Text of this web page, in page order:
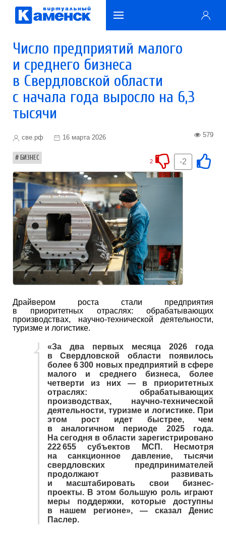
Число предприятий малого
и среднего бизнеса
в Свердловской области
с начала года выросло на 6,3
тысячи
све.рф 16 марта 2026 579
БИЗНЕС -2
2
Драйвером роста стали предприятия
в приоритетных отраслях: обрабатывающих
производствах, научно-технической деятельности,
туризме и логистике.
«За два первых месяца 2026 года
в Свердловской области появилось
более 6 300 новых предприятий в сфере
малого и среднего бизнеса, более
четверти из них — в приоритетных
отраслях: обрабатывающих
производствах, научно-технической
деятельности, туризме и логистике. При
этом рост идет быстрее, чем
в аналогичном периоде 2025 года.
На сегодня в области зарегистрировано
222 655 субъектов МСП. Несмотря
на санкционное давление, тысячи
свердловских предпринимателей
продолжают развивать
и масштабировать свои бизнес-
проекты. В этом большую роль играют
меры поддержки, которые доступны
в нашем регионе», — сказал Денис
Паслер.